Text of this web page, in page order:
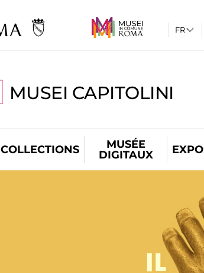
MUSEI CAPITOLINI
COLLECTIONS
MUSÉE
DIGITAUX